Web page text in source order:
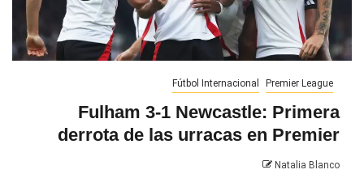
Fútbol Internacional Premier League
Fulham 3-1 Newcastle: Primera
derrota de las urracas en Premier
Natalia Blanco